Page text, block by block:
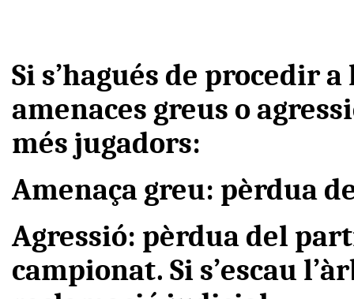
Si s’hagués de procedir
amenaces greus o
més jugadors:
Amenaça greu: pèrdua
Agressió: pèrdua del
campionat. Si s’escau